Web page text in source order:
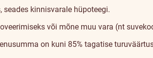
seades kinnisvarale hüpoteegi.
või mõne muu vara (nt
on kuni 85% tagatise